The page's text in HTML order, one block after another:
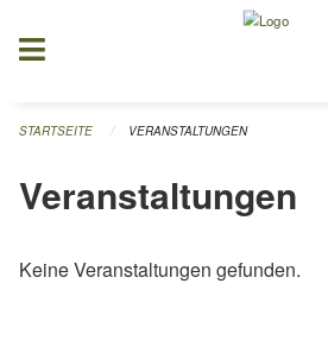
STARTSEITE VERANSTALTUNGEN
Veranstaltungen
Keine Veranstaltungen gefunden.